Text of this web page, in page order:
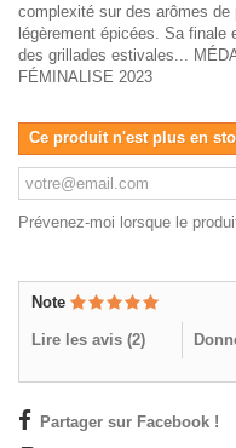
complexité sur des arômes
légèrement épicées. Sa
des grillades estivales...
FÉMINALISE 2023
Ce produit n'est plus en
Prévenez-moi lorsque le
Note
Lire les avis (2)
Partager sur Facebook !